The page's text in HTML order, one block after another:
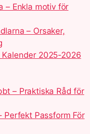
– Enkla motiv för
– Orsaker,
2025-2026
– Praktiska Råd för
Perfekt Passform För